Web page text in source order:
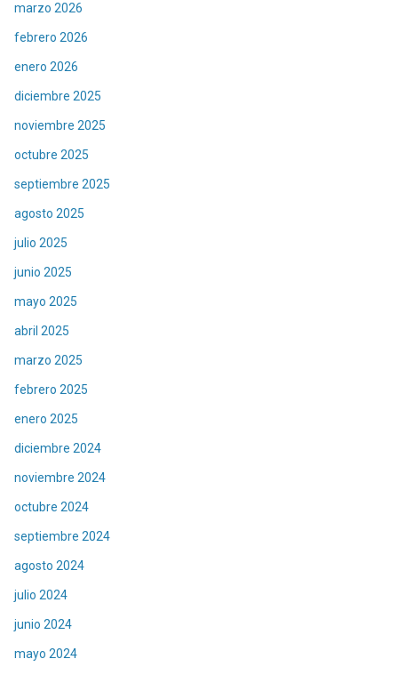
marzo 2026
febrero 2026
enero 2026
diciembre 2025
noviembre 2025
octubre 2025
septiembre 2025
agosto 2025
julio 2025
junio 2025
mayo 2025
abril 2025
marzo 2025
febrero 2025
enero 2025
diciembre 2024
noviembre 2024
octubre 2024
septiembre 2024
agosto 2024
julio 2024
junio 2024
mayo 2024